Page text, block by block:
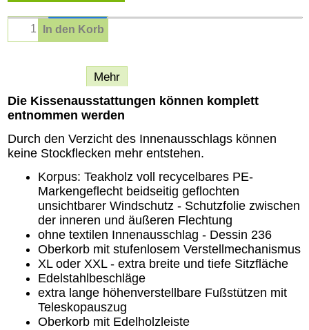
In den Korb
Mehr
Die Kissenausstattungen können komplett
entnommen werden
Durch den Verzicht des Innenausschlags können
keine Stockflecken mehr entstehen.
Korpus: Teakholz voll recycelbares PE-
Markengeflecht beidseitig geflochten
unsichtbarer Windschutz - Schutzfolie zwischen
der inneren und äußeren Flechtung
ohne textilen Innenausschlag - Dessin 236
Oberkorb mit stufenlosem Verstellmechanismus
XL oder XXL - extra breite und tiefe Sitzfläche
Edelstahlbeschläge
extra lange höhenverstellbare Fußstützen mit
Teleskopauszug
Oberkorb mit Edelholzleiste